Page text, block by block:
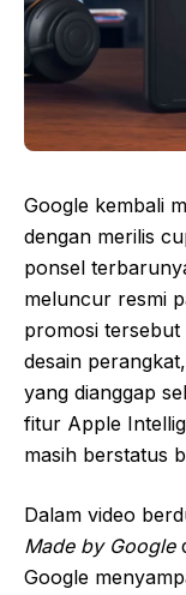
Google kembali
dengan merilis
ponsel
meluncur resmi
promosi
desain
yang dianggap
fitur Apple
masih berstatus
Dalam video
Made by Google
Google